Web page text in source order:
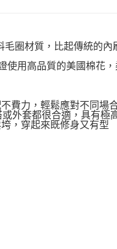
圈材質，比起傳統的內
用高品質的美國棉花
費力，輕鬆應對不同場
外套都很合適，具有極
，穿起來既修身又有型